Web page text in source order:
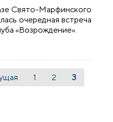
Свято-Марфинского
очередная встреча
«Возрождение».
1 2 3